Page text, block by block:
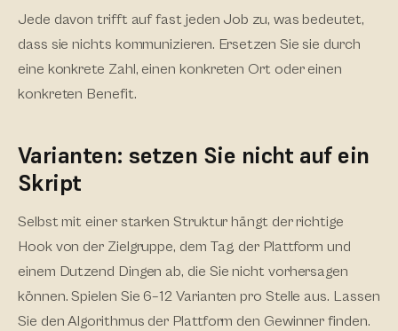
Jede davon trifft auf fast jeden Job zu, was bedeutet,
dass sie nichts kommunizieren. Ersetzen Sie sie durch
eine konkrete Zahl, einen konkreten Ort oder einen
konkreten Benefit.
Varianten: setzen Sie nicht auf ein
Skript
Selbst mit einer starken Struktur hängt der richtige
Hook von der Zielgruppe, dem Tag, der Plattform und
einem Dutzend Dingen ab, die Sie nicht vorhersagen
können. Spielen Sie 6–12 Varianten pro Stelle aus. Lassen
Sie den Algorithmus der Plattform den Gewinner finden.